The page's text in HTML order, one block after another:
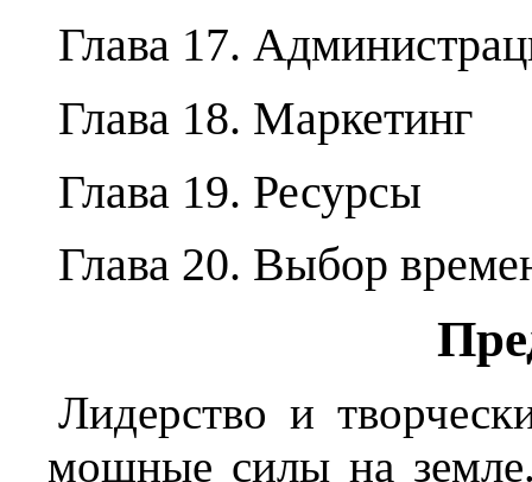
Глава 17.
Глава 18. Маркетинг
Глава 19. Ресурсы
Глава 20. Выбор
Лидерство и
мощные силы на